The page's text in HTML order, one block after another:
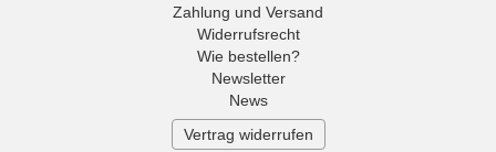
Zahlung und Versand
Widerrufsrecht
Wie bestellen?
Newsletter
News
Vertrag widerrufen